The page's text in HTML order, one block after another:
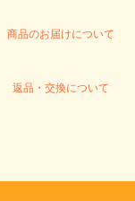
商品のお届けについて
返品・交換について